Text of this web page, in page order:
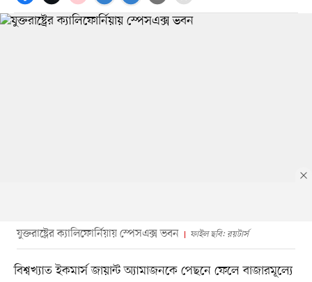
যুক্তরাষ্ট্রের ক্যালিফোর্নিয়ায় স্পেসএক্স ভবন ফাইল ছবি: রয়টার্স
বিশ্বখ্যাত ইকমার্স জায়ান্ট অ্যামাজনকে পেছনে ফেলে বাজারমূল্যে